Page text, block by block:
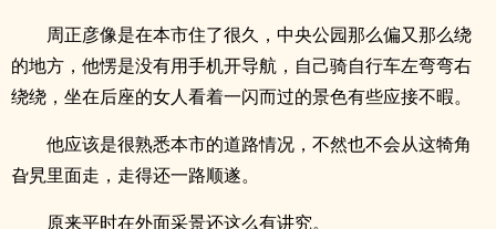
周正彦像是在本市住了很久，中央公园那么偏又那么绕
的地方，他愣是没有用手机开导航，自己骑自行车左弯弯右
绕绕，坐在后座的女人看着一闪而过的景色有些应接不暇。
他应该是很熟悉本市的道路情况，不然也不会从这犄角
旮旯里面走，走得还一路顺遂。
原来平时在外面采景还这么有讲究。